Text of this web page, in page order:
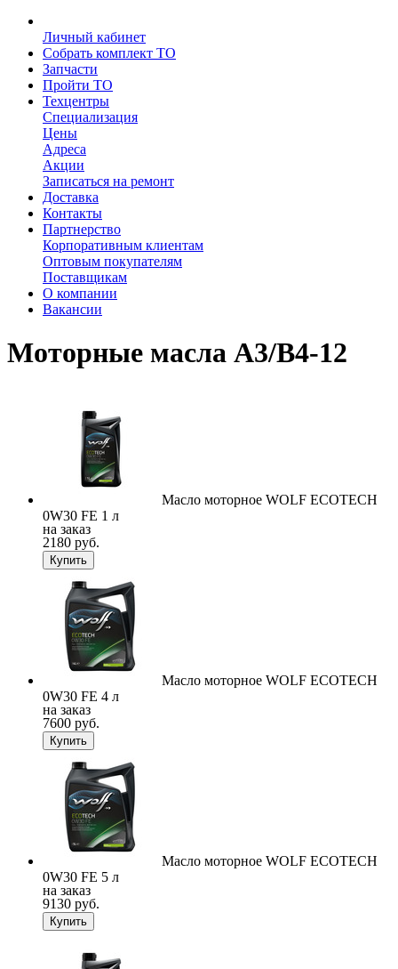
Личный кабинет
Собрать комплект ТО
Запчасти
Пройти ТО
Техцентры
Специализация
Цены
Адреса
Акции
Записаться на ремонт
Доставка
Контакты
Партнерство
Корпоративным клиентам
Оптовым покупателям
Поставщикам
О компании
Вакансии
Моторные масла A3/B4-12
Масло моторное WOLF ECOTECH
0W30 FE 1 л
на заказ
2180 руб.
Купить
Масло моторное WOLF ECOTECH
0W30 FE 4 л
на заказ
7600 руб.
Купить
Масло моторное WOLF ECOTECH
0W30 FE 5 л
на заказ
9130 руб.
Купить